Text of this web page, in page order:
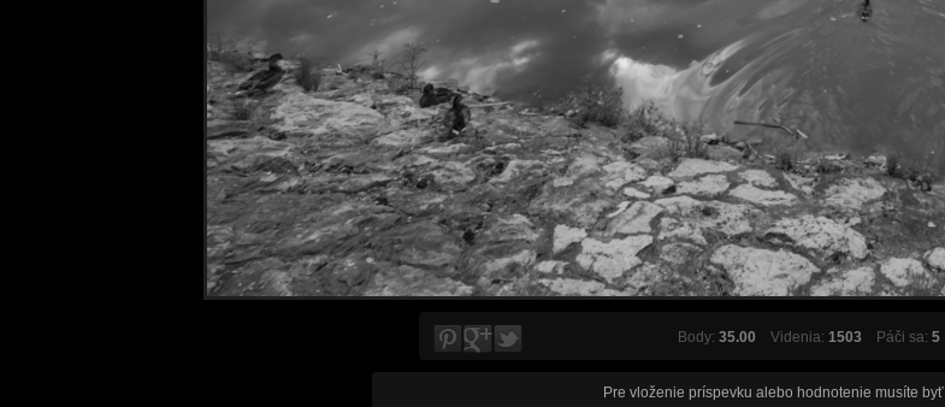
Body: 35.00 Videnia: 1503 Páči sa: 5
Pre vloženie príspevku alebo hodnotenie musíte byť